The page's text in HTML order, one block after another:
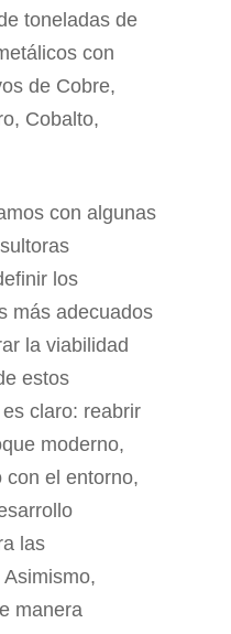
toneladas de
con
de Cobre,
Cobalto,
con algunas
los
más adecuados
la viabilidad
estos
claro: reabrir
moderno,
con el entorno,
las
manera